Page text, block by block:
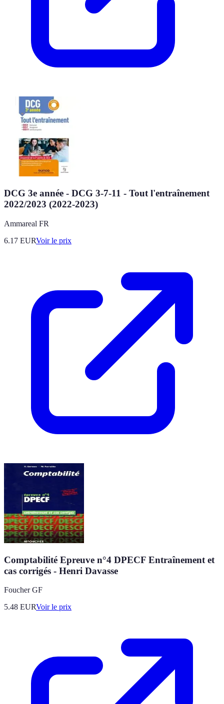
DCG 3e année - DCG 3-7-11 - Tout l'entraînement
2022/2023 (2022-2023)
Ammareal FR
6.17 EURVoir le prix
Comptabilité Epreuve n°4 DPECF Entraînement et
cas corrigés - Henri Davasse
Foucher GF
5.48 EURVoir le prix